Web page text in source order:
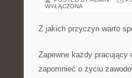
WYŁĄCZONA
Z jakich przyczyn warto
Zapewne każdy pracujący
zapomnieć o życiu